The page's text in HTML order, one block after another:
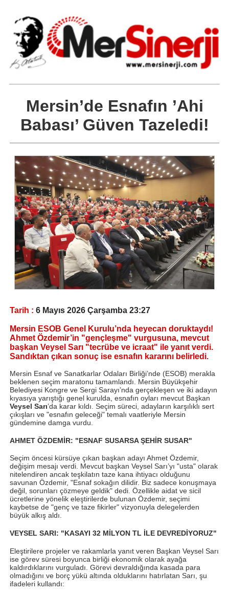
Mersin’de Esnafın ’Ahi
Babası’ Güven Tazeledi!
Tarih : 6 Mayıs 2026 Çarşamba 23:27
Mersin ESOB Genel Kurulu’nda heyecan doruktaydı!
Ahmet Özdemir’in "gençleşme" vurgusuna, mevcut
başkan Veysel Sarı "tecrübe ve icraat" ile yanıt verdi.
Sandıktan çıkan sonuç ise esnafın kararını belirledi.
Mersin Esnaf ve Sanatkarlar Odaları Birliği’nde (ESOB) merakla
beklenen seçim maratonu tamamlandı. Mersin Büyükşehir
Belediyesi Kongre ve Sergi Sarayı’nda gerçekleşen ve iki adayın
kıyasıya yarıştığı genel kurulda, esnafın oyları mevcut Başkan
Veysel Sarı’da karar kıldı. Seçim süreci, adayların karşılıklı sert
çıkışları ve "esnafın geleceği" temalı vaatleriyle Mersin
gündemine damga vurdu.
AHMET ÖZDEMİR: "ESNAF SUSARSA ŞEHİR SUSAR"
Seçim öncesi kürsüye çıkan başkan adayı Ahmet Özdemir,
değişim mesajı verdi. Mevcut başkan Veysel Sarı’yı "usta" olarak
nitelendiren ancak teşkilatın taze kana ihtiyacı olduğunu
savunan Özdemir, "Esnaf sokağın dilidir. Biz sadece konuşmaya
değil, sorunları çözmeye geldik" dedi. Özellikle aidat ve sicil
ücretlerine yönelik eleştirilerde bulunan Özdemir, seçimi
kaybetse de "genç ve taze fikirler" vizyonuyla delegelerden
büyük alkış aldı.
VEYSEL SARI: "KASAYI 32 MİLYON TL İLE DEVREDİYORUZ"
Eleştirilere projeler ve rakamlarla yanıt veren Başkan Veysel Sarı
ise görev süresi boyunca birliği ekonomik olarak ayağa
kaldırdıklarını vurguladı. Görevi devraldığında kasada para
olmadığını ve borç yükü altında olduklarını hatırlatan Sarı, şu
ifadeleri kullandı: